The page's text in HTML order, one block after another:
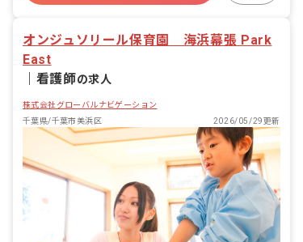
昇給昇進あり
オンジュソリール保育園 海浜幕張 Park
East
看護師の求人
株式会社グローバルナビゲーション
千葉県/千葉市美浜区
2026/05/29更新